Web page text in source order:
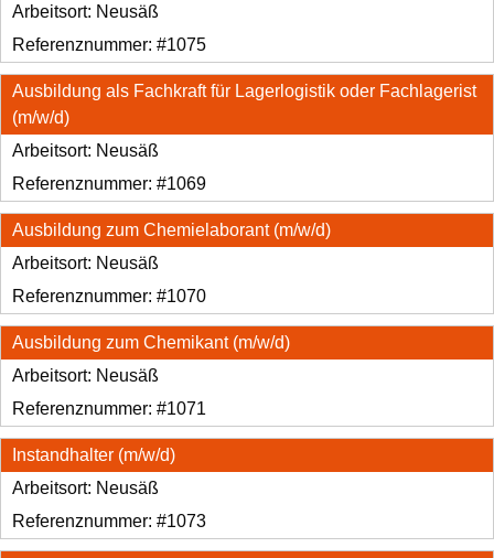
Arbeitsort: Neusäß
Referenznummer: #1075
Ausbildung als Fachkraft für Lagerlogistik oder Fachlagerist
(m/w/d)
Arbeitsort: Neusäß
Referenznummer: #1069
Ausbildung zum Chemielaborant (m/w/d)
Arbeitsort: Neusäß
Referenznummer: #1070
Ausbildung zum Chemikant (m/w/d)
Arbeitsort: Neusäß
Referenznummer: #1071
Instandhalter (m/w/d)
Arbeitsort: Neusäß
Referenznummer: #1073